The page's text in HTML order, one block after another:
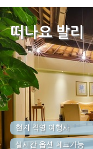
떠나요 발리
현지 직영 여행사
실시간 옵션 체크가능